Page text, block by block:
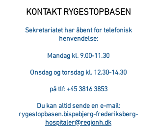
KONTAKT RYGESTOPBASEN
Sekretariatet har åbent for telefonisk
henvendelse:
Mandag kl. 9.00-11.30
Onsdag og torsdag kl. 12.30-14.30
på tlf: +45 3816 3853
Du kan altid sende en e-mail:
rygestopbasen.bispebjerg-frederiksberg-
hospitaler@regionh.dk